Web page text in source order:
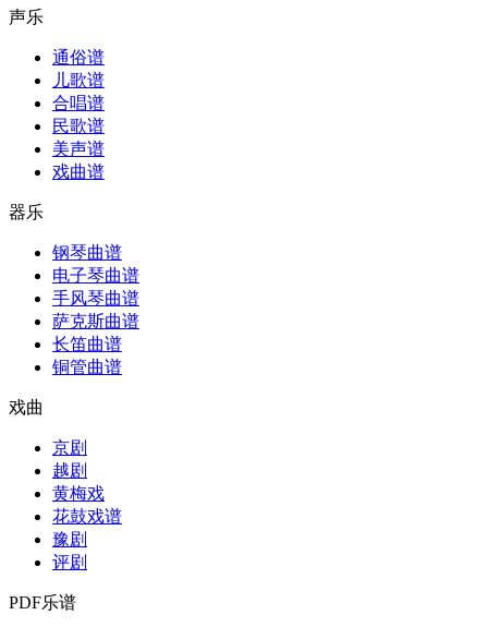
声乐
通俗谱
儿歌谱
合唱谱
民歌谱
美声谱
戏曲谱
器乐
钢琴曲谱
电子琴曲谱
手风琴曲谱
萨克斯曲谱
长笛曲谱
铜管曲谱
戏曲
京剧
越剧
黄梅戏
花鼓戏谱
豫剧
评剧
PDF乐谱